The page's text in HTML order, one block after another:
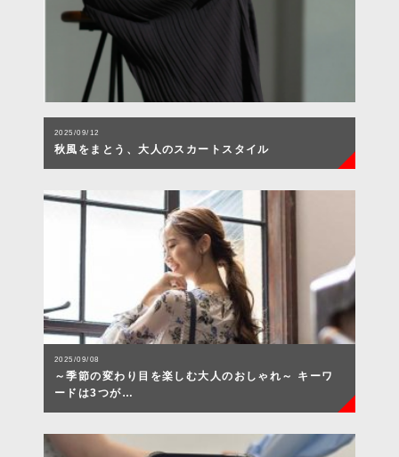
2025/09/12
秋風をまとう、大人のスカートスタイル
2025/09/08
～季節の変わり目を楽しむ大人のおしゃれ～ キーワ
ードは3つが…